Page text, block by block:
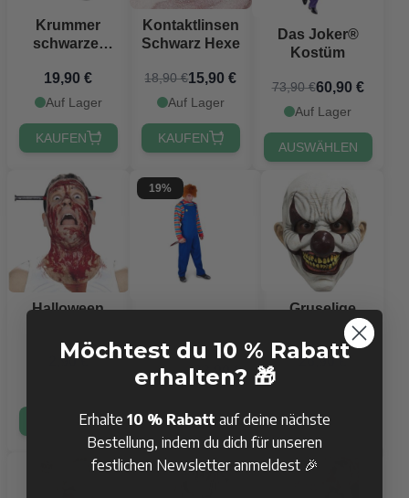
Krummer
schwarzer
19,90 €
Auf Lager
KAUFEN
Kontaktlinsen
Schwarz Hexe
18,90 €15,90 €
Auf Lager
KAUFEN
Das Joker®
Kostüm
73,90 €60,90 €
Auf Lager
AUSWÄHLEN
Halloween
Nagel
2,90 €
KAUFEN
19%
für Männer
41,90 €33,90 €
Gruselige
Teufel-Clown-
Maske
26,90 €
KAUFEN
17%
Möchtest du 10 % Rabatt
erhalten? 🎁
Erhalte 10 % Rabatt auf deine nächste
Bestellung, indem du dich für unseren
festlichen Newsletter anmeldest 🎉